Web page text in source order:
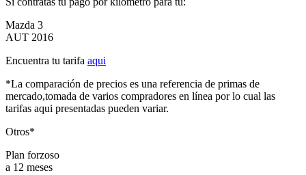
Mazda 3
AUT 2016
Encuentra tu tarifa aqui
*La comparación de precios es una referencia de primas de
mercado,tomada de varios compradores en línea por lo cual las
tarifas aqui presentadas pueden variar.
Otros*
Plan forzoso
a 12 meses